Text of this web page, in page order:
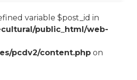
variable $post_id in
public_html/web-
pcdv2/content.phpon